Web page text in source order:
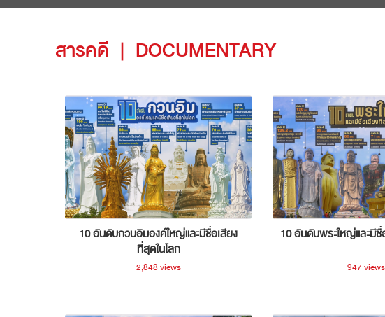
สารคดี | DOCUMENTARY
10 อันดับกวนอิมองค์ใหญ่และมีชื่อเสียง
ที่สุดในโลก
2,848 views
10 อันดับพระใหญ่และมีชื่
947 views